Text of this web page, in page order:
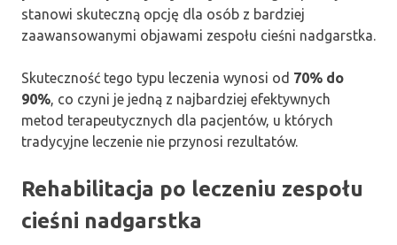
stanowi skuteczną opcję dla osób z bardziej
zaawansowanymi objawami zespołu cieśni nadgarstka.
Skuteczność tego typu leczenia wynosi od 70% do
90%, co czyni je jedną z najbardziej efektywnych
metod terapeutycznych dla pacjentów, u których
tradycyjne leczenie nie przynosi rezultatów.
Rehabilitacja po leczeniu zespołu
cieśni nadgarstka